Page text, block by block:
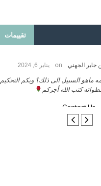
تقييمات
جابر الجهني on يناير 6, 2024
ماهو السبيل الى ذلك؟ وبكم التحكيم
كتب الله أجركم
Contact Us